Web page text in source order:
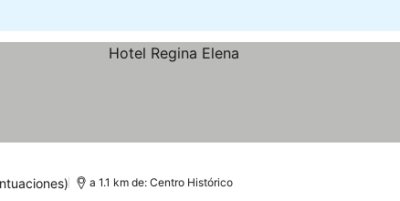
a 1.1 km de: Centro Histórico